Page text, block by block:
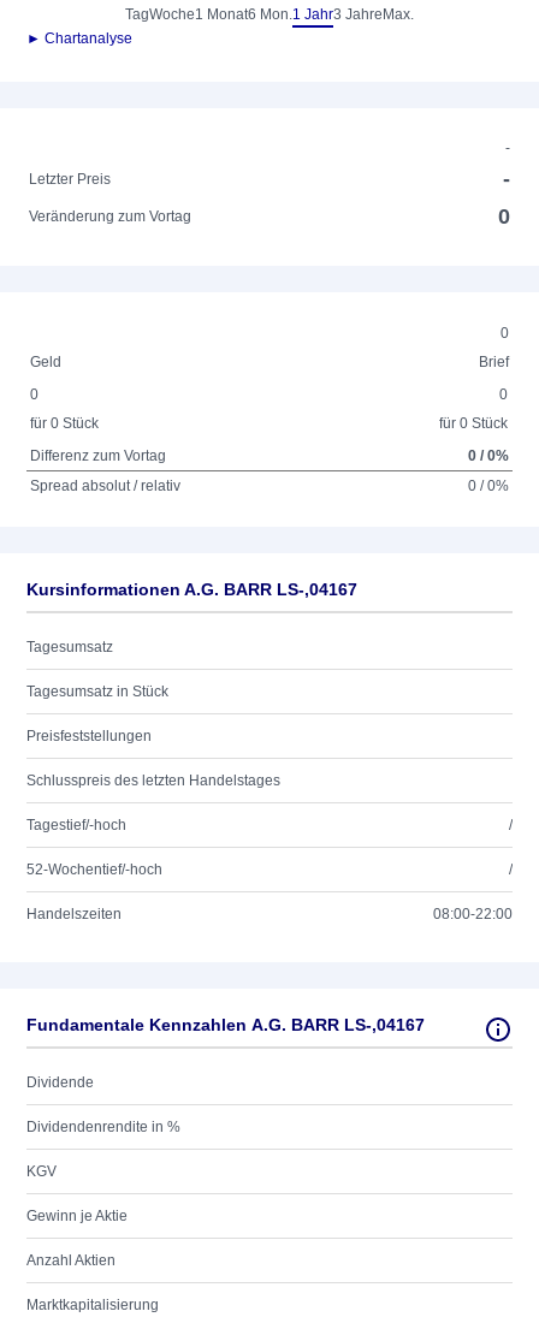
TagWoche1 Monat6 Mon.1 Jahr3 Jahre Max.
► Chartanalyse
-
Letzter Preis
-
Veränderung zum Vortag 0
0
Geld
Brief
0
für 0 Stück
0
für 0 Stück
Differenz zum Vortag
0 / 0%
Spread absolut / relativ
0 / 0%
Kursinformationen A.G. BARR LS-,04167
Tagesumsatz
Tagesumsatz in Stück
Preisfeststellungen
Schlusspreis des letzten Handelstages
Tagestief/-hoch /
52-Wochentief/-hoch /
Handelszeiten 08:00-22:00
Fundamentale Kennzahlen A.G. BARR LS-,04167
Dividende
Dividendenrendite in %
KGV
Gewinn je Aktie
Anzahl Aktien
Marktkapitalisierung